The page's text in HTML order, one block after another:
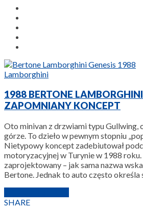
Lamborghini
1988 BERTONE LAMBORGHINI
ZAPOMNIANY KONCEPT
Oto minivan z drzwiami typu Gullwing,
górze. To dzieło w pewnym stopniu
Nietypowy koncept zadebiutował
motoryzacyjnej w Turynie w 1988 roku.
zaprojektowany – jak sama nazwa
Bertone. Jednak to auto często określa
SHARE